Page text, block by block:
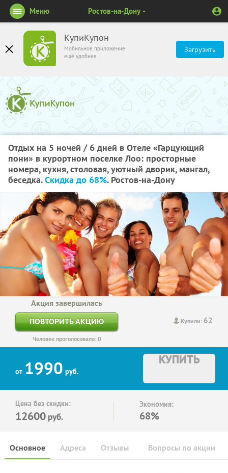
КупиКупон
Мобильное приложение
ещё удобнее
Загрузить
Меню Ростов-на-Дону
Отдых на 5 ночей / 6 дней в Отеле «Гарцующий
пони» в курортном поселке Лоо: просторные
номера, кухня, столовая, уютный дворик, мангал,
беседка.Скидка до 68%. Ростов-на-Дону
Купили: 62
Акция завершилась
ПОВТОРИТЬ АКЦИЮ
Человек проголосовало: 0
от 1990 руб.
КУПИТЬ
Цена без скидки:
12600 руб.
Экономия:
68%
Основное Отзывы Вопросы по акции
Адреса